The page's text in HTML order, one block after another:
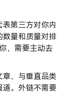
第三方对你内
数量和质量对排
，需要主动去
、与垂直品类
道。外链不需要